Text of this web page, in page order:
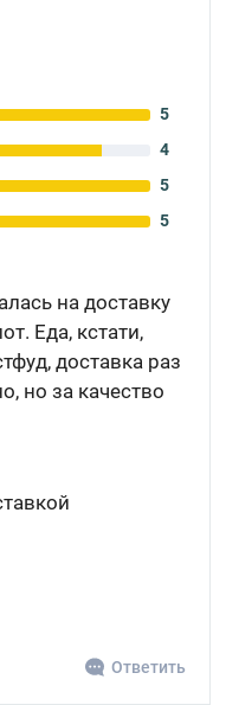
5
4
5
5
на доставку
Еда, кстати,
доставка раз
но за качество
Ответить